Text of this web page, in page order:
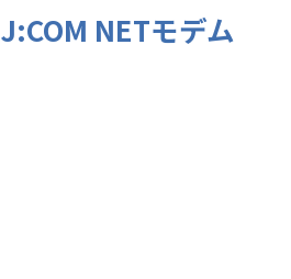
J:COM NETモデム